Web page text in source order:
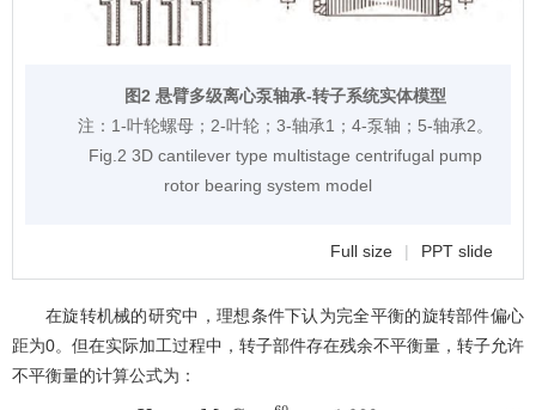
图2 悬臂多级离心泵轴承-转子系统实体模型
注： 1-叶轮螺母；2-叶轮；3-轴承1；4-泵轴；5-轴承2。
Fig.2 3D cantilever type multistage centrifugal pump
rotor bearing system model
Full size | PPT slide
在旋转机械的研究中，理想条件下认为完全平衡的旋转部件偏心
距为0。但在实际加工过程中，转子部件存在残余不平衡量，转子允许
不平衡量的计算公式为：